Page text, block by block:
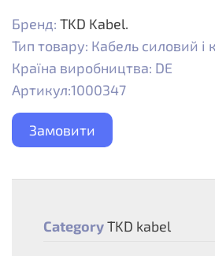
Бренд: TKD Kabel.
Тип товару: Кабель силовий і
Країна виробництва: DE
Артикул:1000347
Замовити
CategoryTKD kabel